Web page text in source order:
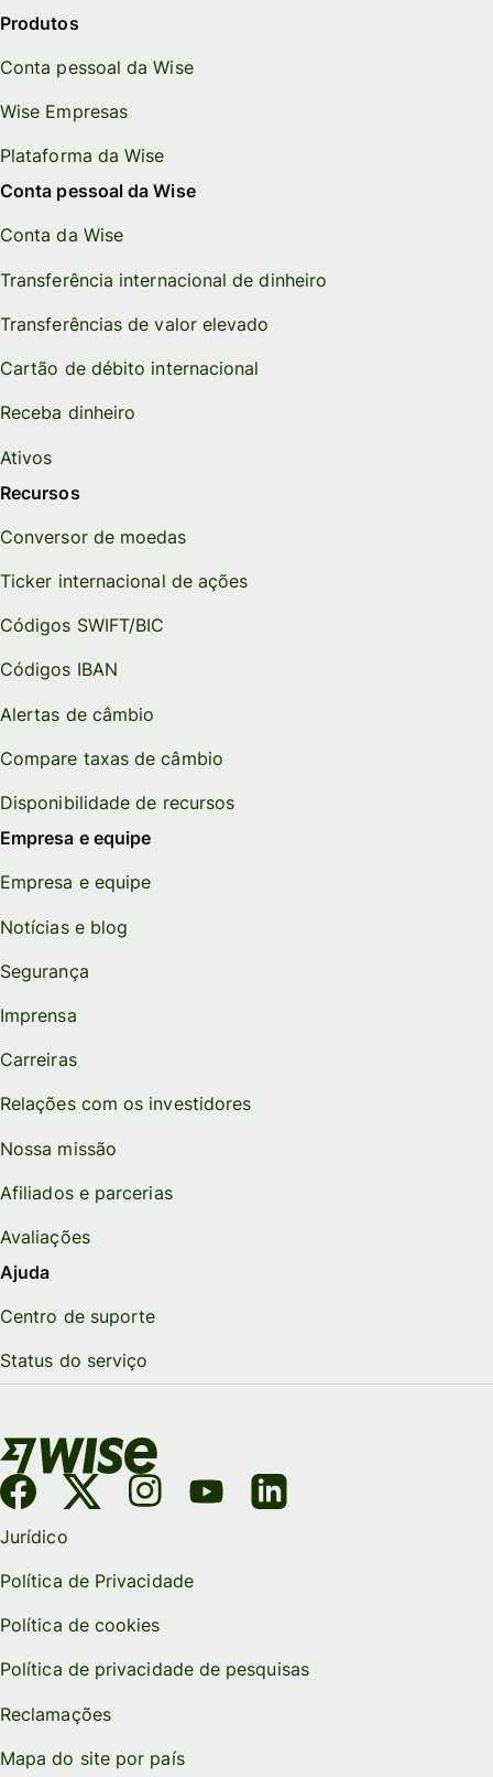
Produtos
Conta pessoal da Wise
Wise Empresas
Plataforma da Wise
Conta pessoal da Wise
Conta da Wise
Transferência internacional de dinheiro
Transferências de valor elevado
Cartão de débito internacional
Receba dinheiro
Ativos
Recursos
Conversor de moedas
Ticker internacional de ações
Códigos SWIFT/BIC
Códigos IBAN
Alertas de câmbio
Compare taxas de câmbio
Disponibilidade de recursos
Empresa e equipe
Empresa e equipe
Notícias e blog
Segurança
Imprensa
Carreiras
Relações com os investidores
Nossa missão
Afiliados e parcerias
Avaliações
Ajuda
Centro de suporte
Status do serviço
Jurídico
Política de Privacidade
Política de cookies
Política de privacidade de pesquisas
Reclamações
Mapa do site por país